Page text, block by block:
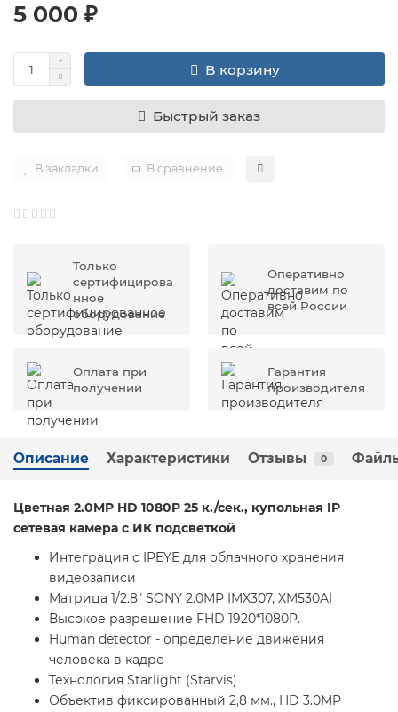
5 000 ₽
В корзину
Быстрый заказ
В закладки В сравнение
Только
сертифицирова
нное
оборудование
Оперативно
доставим по
всей России
Оплата при
получении
Гарантия
производителя
Описание Характеристики Отзывы 0
Цветная 2.0MP HD 1080P 25 к./сек., купольная IP
сетевая камера с ИК подсветкой
Интеграция с IPEYE для облачного хранения
видеозаписи
Матрица 1/2.8" SONY 2.0MP IMX307, XM530AI
Высокое разрешение FHD 1920*1080P.
Human detector - определение движения
человека в кадре
Технология Starlight (Starvis)
Объектив фиксированный 2,8 мм., HD 3.0MP